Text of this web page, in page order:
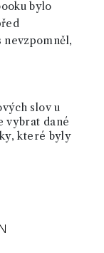
bylo
nevzpomněl,
slov u
vybrat dané
které byly